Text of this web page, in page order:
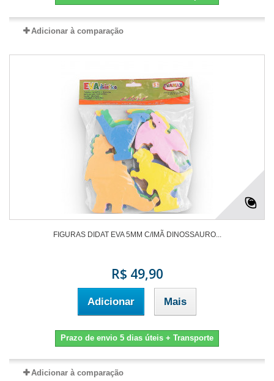
Adicionar à comparação
FIGURAS DIDAT EVA 5MM C/IMÃ DINOSSAURO...
R$ 49,90
Adicionar Mais
Prazo de envio 5 dias úteis + Transporte
Adicionar à comparação